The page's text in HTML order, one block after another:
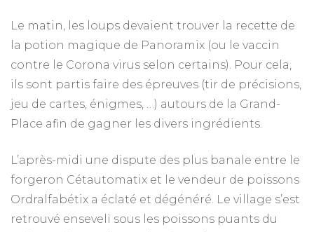
Le matin, les loups devaient trouver la recette de
la potion magique de Panoramix (ou le vaccin
contre le Corona virus selon certains). Pour cela,
ils sont partis faire des épreuves (tir de précisions,
jeu de cartes, énigmes, …) autours de la Grand-
Place afin de gagner les divers ingrédients.
L’après-midi une dispute des plus banale entre le
forgeron Cétautomatix et le vendeur de poissons
Ordralfabétix a éclaté et dégénéré. Le village s’est
retrouvé enseveli sous les poissons puants du